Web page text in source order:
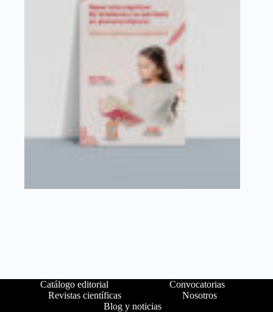
Catálogo editorial
Convocatorias
Revistas científicas
Nosotros
Blog y noticias